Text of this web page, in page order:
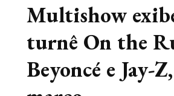
Multishow
turnê On the
Beyoncé e Jay-